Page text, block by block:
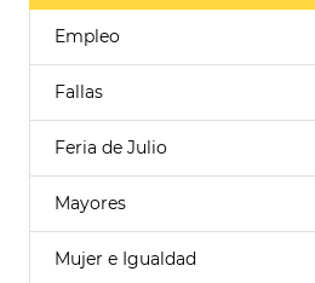
Empleo
Fallas
Feria de Julio
Mayores
Mujer e Igualdad